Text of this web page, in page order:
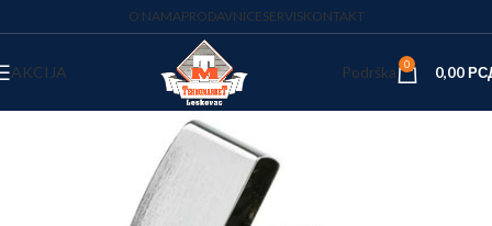
O NAMAPRODAVNICESERVISKONTAKT
AKCIJA Podrška 0 0,00